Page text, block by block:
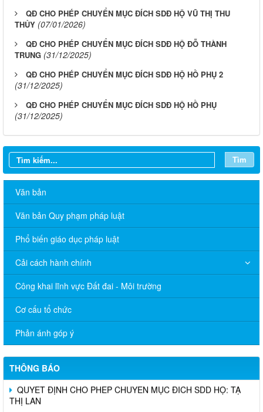
QĐ CHO PHÉP CHUYỂN MỤC ĐÍCH SDĐ HỘ VŨ THỊ THU
THỦY (07/01/2026)
QĐ CHO PHÉP CHUYỂN MỤC ĐÍCH SDĐ HỘ ĐỖ THÀNH
TRUNG (31/12/2025)
QĐ CHO PHÉP CHUYỂN MỤC ĐÍCH SDĐ HỘ HỒ PHỤ 2
(31/12/2025)
QĐ CHO PHÉP CHUYỂN MỤC ĐÍCH SDĐ HỘ HỒ PHỤ
(31/12/2025)
Tìm
Văn bản
Văn bản Quy phạm pháp luật
Phổ biến giáo dục pháp luật
Cải cách hành chính
Công khai lĩnh vực Đất đai - Môi trường
Cơ cấu tổ chức
Phản ánh góp ý
THÔNG BÁO
QUYẾT ĐỊNH CHO PHEP CHUYỂN MỤC ĐÍCH SDD HỘ:
ĐOÀN KHÁNH NGỌC
THỊ TẦM
QUYẾT ĐỊNH CHO PHEP CHUYỂN MỤC ĐÍCH SDD HỘ: TẠ
THỊ LAN